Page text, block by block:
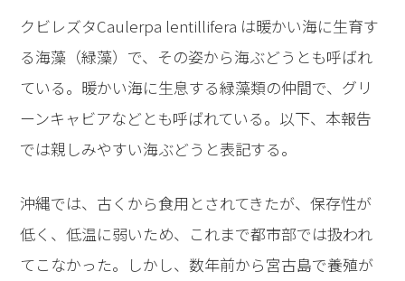
クビレズタCaulerpa lentillifera は暖かい海に生育す
る海藻（緑藻）で、その姿から海ぶどうとも呼ばれ
ている。暖かい海に生息する緑藻類の仲間で、グリ
ーンキャビアなどとも呼ばれている。以下、本報告
では親しみやすい海ぶどうと表記する。
沖縄では、古くから食用とされてきたが、保存性が
低く、低温に弱いため、これまで都市部では扱われ
てこなかった。しかし、数年前から宮古島で養殖が